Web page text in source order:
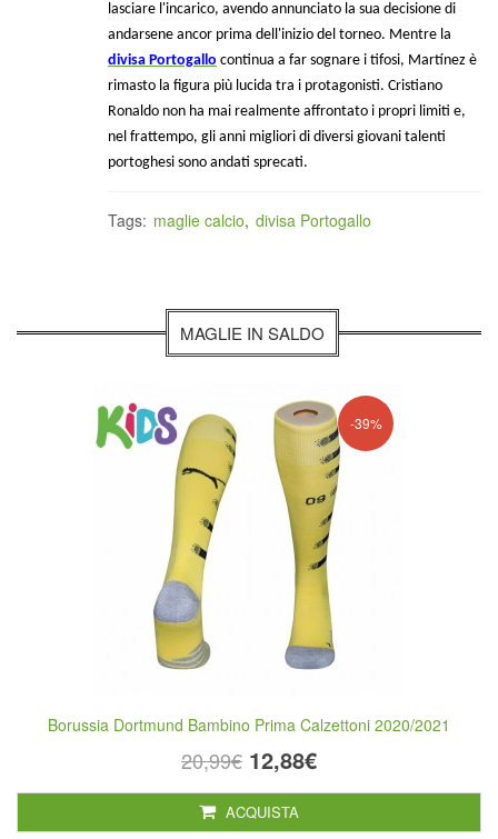
lasciare l'incarico, avendo annunciato la sua decisione di
andarsene ancor prima dell'inizio del torneo. Mentre la
divisa Portogallo continua a far sognare i tifosi, Martínez è
rimasto la figura più lucida tra i protagonisti. Cristiano
Ronaldo non ha mai realmente affrontato i propri limiti e,
nel frattempo, gli anni migliori di diversi giovani talenti
portoghesi sono andati sprecati.
Tags: maglie calcio, divisa Portogallo
MAGLIE IN SALDO
-39%
Borussia Dortmund Bambino Prima Calzettoni 2020/2021
20,99€ 12,88€
ACQUISTA